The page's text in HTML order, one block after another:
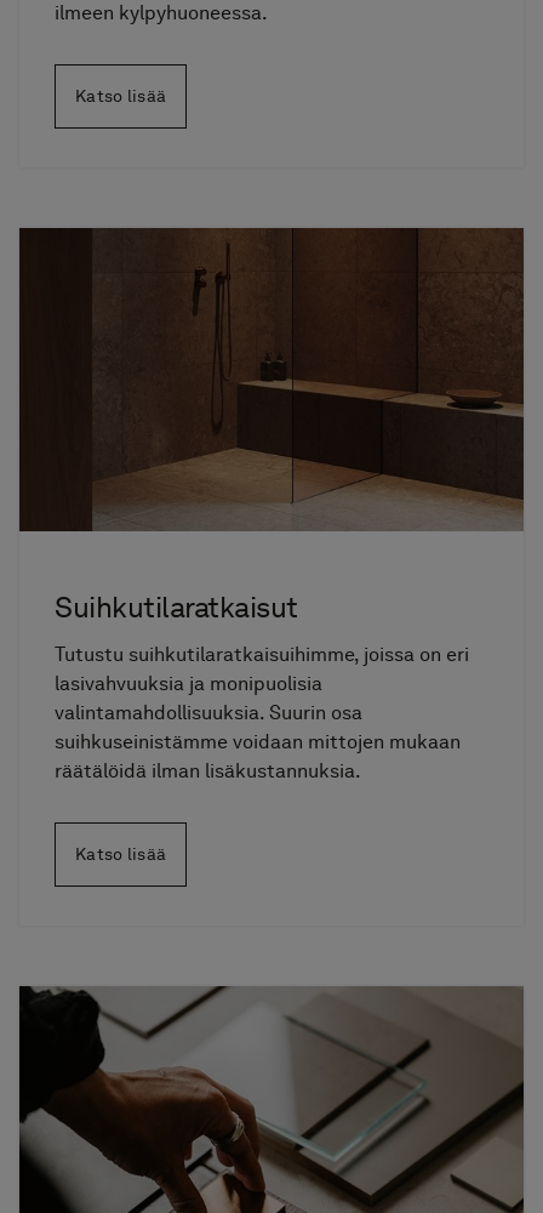
ilmeen kylpyhuoneessa.
Katso lisää
Suihkutilaratkaisut
Tutustu suihkutilaratkaisuihimme, joissa on eri
lasivahvuuksia ja monipuolisia
valintamahdollisuuksia. Suurin osa
suihkuseinistämme voidaan mittojen mukaan
räätälöidä ilman lisäkustannuksia.
Katso lisää